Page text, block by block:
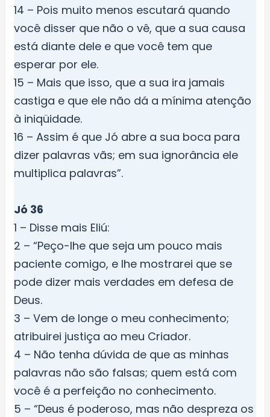
14 – Pois muito menos escutará quando
você disser que não o vê, que a sua causa
está diante dele e que você tem que
esperar por ele.
15 – Mais que isso, que a sua ira jamais
castiga e que ele não dá a mínima atenção
à iniqüidade.
16 – Assim é que Jó abre a sua boca para
dizer palavras vãs; em sua ignorância ele
multiplica palavras”.
Jó 36
1 – Disse mais Eliú:
2 – “Peço-lhe que seja um pouco mais
paciente comigo, e lhe mostrarei que se
pode dizer mais verdades em defesa de
Deus.
3 – Vem de longe o meu conhecimento;
atribuirei justiça ao meu Criador.
4 – Não tenha dúvida de que as minhas
palavras não são falsas; quem está com
você é a perfeição no conhecimento.
5 – “Deus é poderoso, mas não despreza os